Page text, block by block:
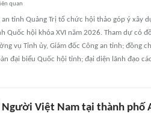
liên quan
an tỉnh Quảng Trị tổ chức hội thảo góp ý xây
Quốc hội khóa XVI năm 2026. Tham dự có
vụ Tỉnh ủy, Giám đốc Công an tỉnh; đồng
đại biểu Quốc hội tỉnh; đại diện lãnh đạo
Người Việt Nam tại thành phố